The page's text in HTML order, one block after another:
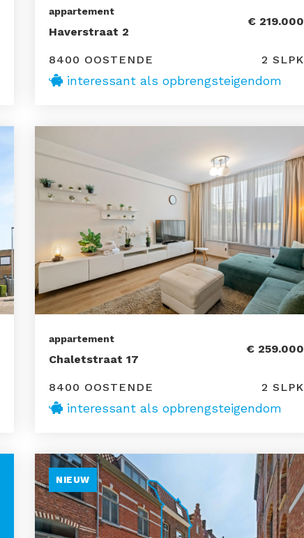
appartement
Haverstraat 2
€ 219.000
8400 OOSTENDE 2 SLPK
interessant als opbrengsteigendom
appartement
Chaletstraat 17
€ 259.000
8400 OOSTENDE 2 SLPK
interessant als opbrengsteigendom
NIEUW